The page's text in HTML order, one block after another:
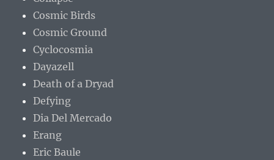
Cosmic Birds
Cosmic Ground
Cyclocosmia
Dayazell
Death of a Dryad
Defying
Dia Del Mercado
Erang
Eric Baule